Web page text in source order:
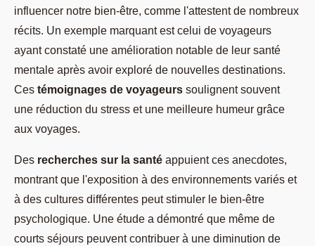
influencer notre bien-être, comme l'attestent de nombreux
récits. Un exemple marquant est celui de voyageurs
ayant constaté une amélioration notable de leur santé
mentale après avoir exploré de nouvelles destinations.
Ces témoignages de voyageurs soulignent souvent
une réduction du stress et une meilleure humeur grâce
aux voyages.
Des recherches sur la santé appuient ces anecdotes,
montrant que l'exposition à des environnements variés et
à des cultures différentes peut stimuler le bien-être
psychologique. Une étude a démontré que même de
courts séjours peuvent contribuer à une diminution de